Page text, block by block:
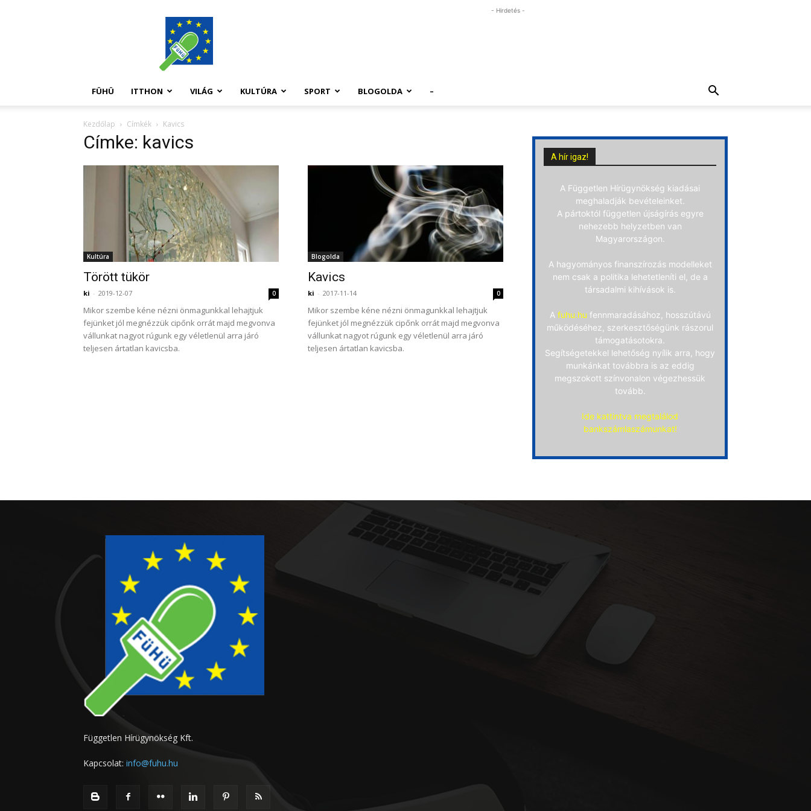
FüHü
- Hirdetés -
FÜHÜ ITTHON VILÁG KULTÚRA SPORT BLOGOLDA –
Kezdőlap Címkék Kavics
Címke: kavics
Kultúra
Törött tükör
ki - 2019-12-07 0
Mikor szembe kéne nézni önmagunkkal lehajtjuk
fejünket jól megnézzük cipőnk orrát majd megvonva
vállunkat nagyot rúgunk egy véletlenül arra járó
teljesen ártatlan kavicsba.
Blogolda
Kavics
ki - 2017-11-14 0
Mikor szembe kéne nézni önmagunkkal lehajtjuk
fejünket jól megnézzük cipőnk orrát majd megvonva
vállunkat nagyot rúgunk egy véletlenül arra járó
teljesen ártatlan kavicsba.
A hír igaz!
A Független Hírügynökség kiadásai
meghaladják bevételeinket.
A pártoktól független újságírás egyre
nehezebb helyzetben van
Magyarországon.
A hagyományos finanszírozás modelleket
nem csak a politika lehetetleníti el, de a
társadalmi kihívások is.
A fuhu.hu fennmaradásához, hosszútávú
működéséhez, szerkesztőségünk rászorul
támogatásotokra.
Segítségetekkel lehetőség nyílik arra, hogy
munkánkat továbbra is az eddig
megszokott színvonalon végezhessük
tovább.
Ide kattintva megtalálod
bankszámlaszámunkat!
Független Hírügynökség Kft.
Kapcsolat: info@fuhu.hu